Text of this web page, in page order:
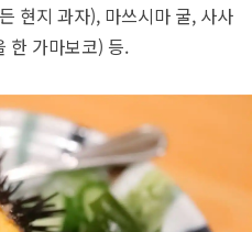
현지 과자), 마쓰시마 굴, 사사
한 가마보코) 등.